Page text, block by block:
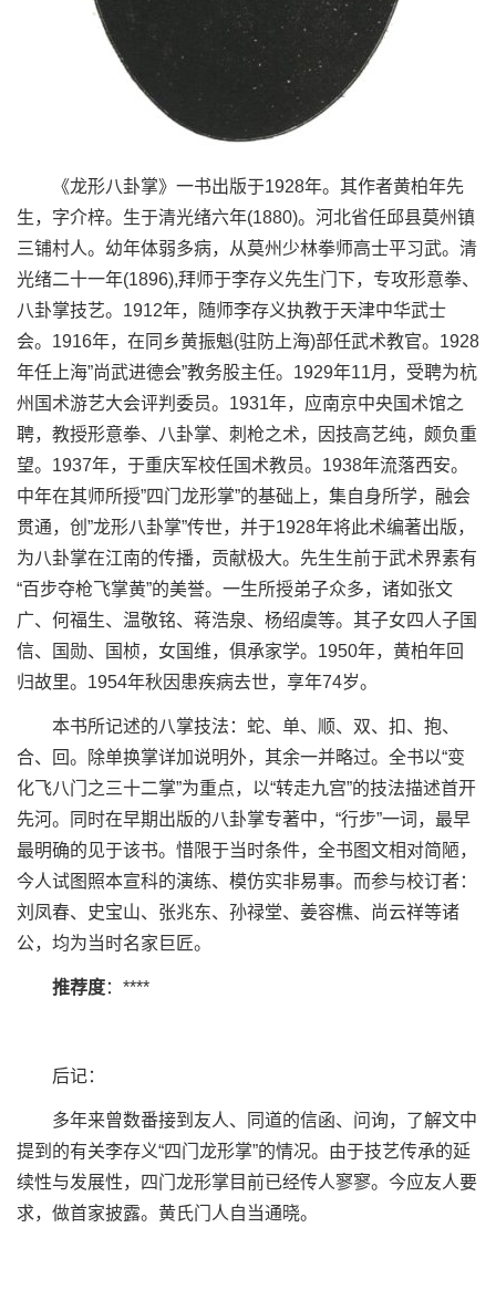
《龙形八卦掌》一书出版于1928年。其作者黄柏年先
生，字介梓。生于清光绪六年(1880)。河北省任邱县莫州镇
三铺村人。幼年体弱多病，从莫州少林拳师高士平习武。清
光绪二十一年(1896),拜师于李存义先生门下，专攻形意拳、
八卦掌技艺。1912年，随师李存义执教于天津中华武士
会。1916年，在同乡黄振魁(驻防上海)部任武术教官。1928
年任上海”尚武进德会”教务股主任。1929年11月，受聘为杭
州国术游艺大会评判委员。1931年，应南京中央国术馆之
聘，教授形意拳、八卦掌、刺枪之术，因技高艺纯，颇负重
望。1937年，于重庆军校任国术教员。1938年流落西安。
中年在其师所授”四门龙形掌”的基础上，集自身所学，融会
贯通，创”龙形八卦掌”传世，并于1928年将此术编著出版，
为八卦掌在江南的传播，贡献极大。先生生前于武术界素有
“百步夺枪飞掌黄”的美誉。一生所授弟子众多，诸如张文
广、何福生、温敬铭、蒋浩泉、杨绍虞等。其子女四人子国
信、国勋、国桢，女国维，俱承家学。1950年，黄柏年回
归故里。1954年秋因患疾病去世，享年74岁。
本书所记述的八掌技法：蛇、单、顺、双、扣、抱、
合、回。除单换掌详加说明外，其余一并略过。全书以“变
化飞八门之三十二掌”为重点，以“转走九宫”的技法描述首开
先河。同时在早期出版的八卦掌专著中，“行步”一词，最早
最明确的见于该书。惜限于当时条件，全书图文相对简陋，
今人试图照本宣科的演练、模仿实非易事。而参与校订者：
刘凤春、史宝山、张兆东、孙禄堂、姜容樵、尚云祥等诸
公，均为当时名家巨匠。
推荐度：****
后记：
多年来曾数番接到友人、同道的信函、问询，了解文中
提到的有关李存义“四门龙形掌”的情况。由于技艺传承的延
续性与发展性，四门龙形掌目前已经传人寥寥。今应友人要
求，做首家披露。黄氏门人自当通晓。